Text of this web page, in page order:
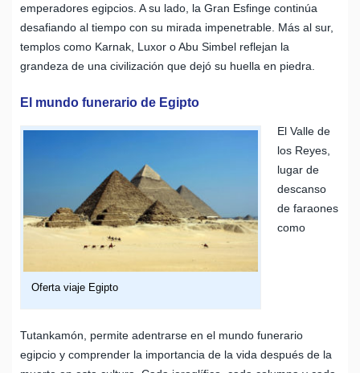
emperadores egipcios. A su lado, la Gran Esfinge continúa
desafiando al tiempo con su mirada impenetrable. Más al sur,
templos como Karnak, Luxor o Abu Simbel reflejan la
grandeza de una civilización que dejó su huella en piedra.
El mundo funerario de Egipto
Oferta viaje Egipto
El Valle de
los Reyes,
lugar de
descanso
de faraones
como
Tutankamón, permite adentrarse en el mundo funerario
egipcio y comprender la importancia de la vida después de la